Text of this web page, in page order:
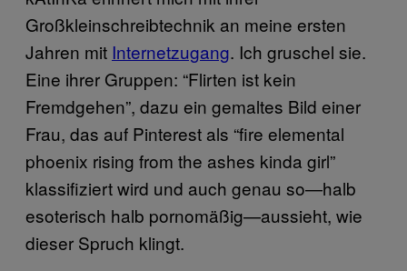
Großkleinschreibtechnik an meine ersten
Jahren mit Internetzugang. Ich gruschel sie.
Eine ihrer Gruppen: “Flirten ist kein
Fremdgehen”, dazu ein gemaltes Bild einer
Frau, das auf Pinterest als “fire elemental
phoenix rising from the ashes kinda girl”
klassifiziert wird und auch genau so—halb
esoterisch halb pornomäßig—aussieht, wie
dieser Spruch klingt.